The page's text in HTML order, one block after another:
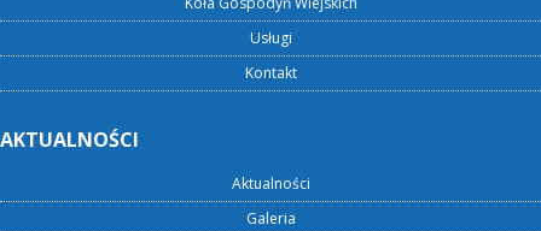
Usługi
Kontakt
AKTUALNOŚCI
Aktualności
Galeria